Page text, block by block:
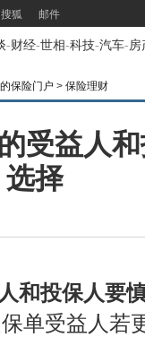
狐 邮件
-财经-世相-科技-汽车-房
保险门户 > 保险理财
受益人
选择
和投保人要
受益人若